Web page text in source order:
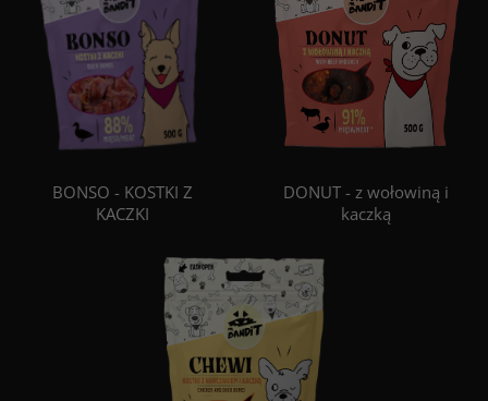
BONSO - KOSTKI Z
KACZKI
DONUT - z wołowiną i
kaczką